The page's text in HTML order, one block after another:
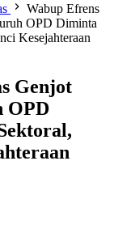
Wabup Efrens
OPD Diminta
Kesejahteraan
Genjot
OPD